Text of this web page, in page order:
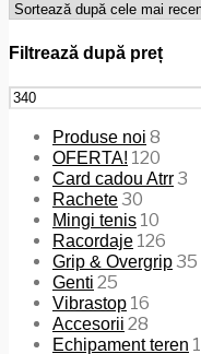
Filtrează după preț
Preț
minim
Produse noi 8
OFERTA! 120
Card cadou Atrr3
Rachete30
Mingi tenis 10
Racordaje 126
Grip & Overgrip35
Genti 25
Vibrastop 16
Accesorii 28
Echipament teren 1